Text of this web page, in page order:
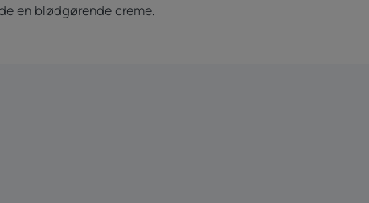
en blødgørende creme.